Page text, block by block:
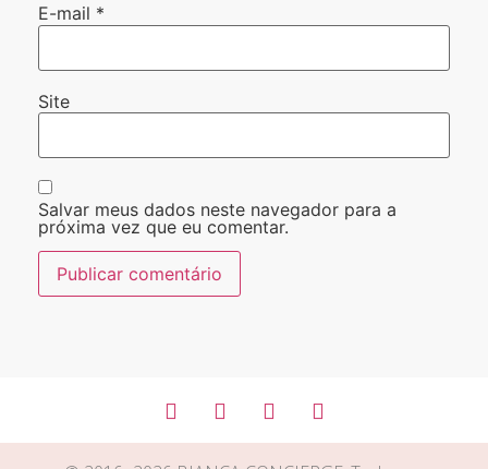
E-mail *
Site
Salvar meus dados neste navegador para a
próxima vez que eu comentar.